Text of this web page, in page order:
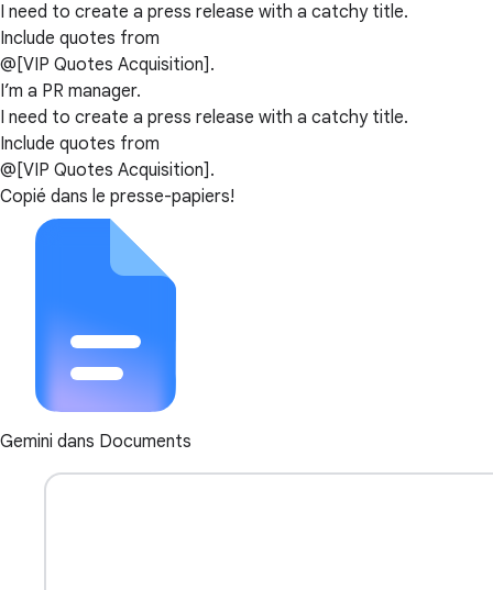
I need to create a press release with a catchy title.
Include quotes from
@[VIP Quotes Acquisition].
I’m a PR manager.
I need to create a press release with a catchy title.
Include quotes from
@[VIP Quotes Acquisition].
Copié dans le presse-papiers!
Gemini dans Documents